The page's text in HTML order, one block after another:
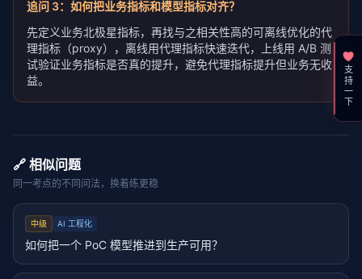
追问 3： 如何把业务指标和模型指标对齐？
先定义业务北极星指标，再找与之相关性高的可离线优化的代
理指标（proxy），离线用代理指标快速迭代，上线用 A/B 测
试验证业务指标是否真的提升，避免代理指标提升但业务无收
益。
🔗 相似问题
同一考点的不同问法，换着练更稳
中级 AI 工程化
如何把一个 PoC 模型推进到生产可用？
支持一下